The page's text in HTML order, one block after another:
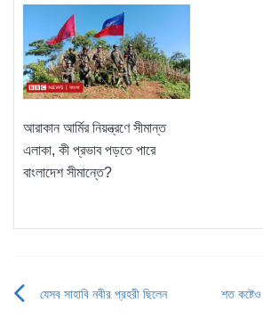
আরাকান আর্মির নিয়ন্ত্রণে সীমান্ত
এলাকা, কী প্রভাব পড়তে পারে
বাংলাদেশ সীমান্তে?
যেসব সাহাবি নবীর প্রহরী ছিলেন
শত কষ্টেও